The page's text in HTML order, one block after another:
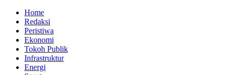
Home
Redaksi
Peristiwa
Ekonomi
Tokoh Publik
Infrastruktur
Energi